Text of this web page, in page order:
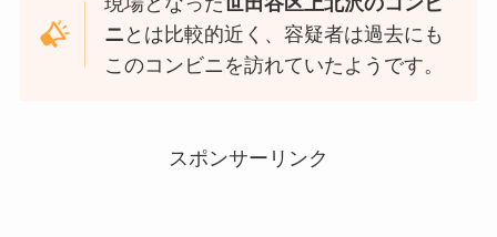
ニ とは比較的近く、容疑者は過去にも
このコンビニを訪れていたようです。
スポンサーリンク